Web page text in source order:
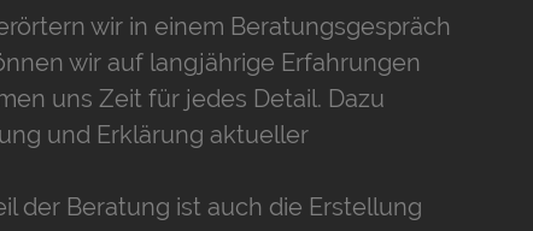
wir in einem Beratungsgespräch
wir auf langjährige Erfahrungen
uns Zeit für jedes Detail. Dazu
und Erklärung aktueller
der Beratung ist auch die Erstellung